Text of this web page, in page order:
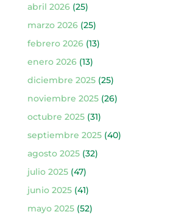
abril 2026(25)
marzo 2026(25)
febrero 2026(13)
enero 2026(13)
diciembre 2025(25)
noviembre 2025(26)
octubre 2025(31)
septiembre 2025(40)
agosto 2025(32)
julio 2025(47)
junio 2025(41)
mayo 2025(52)